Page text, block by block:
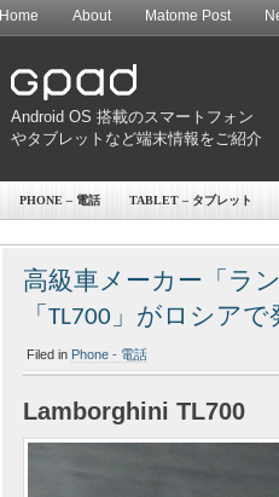
Home About Matome Post
Android OS 搭載のスマートフォン
やタブレットなど端末情報をご紹介
PHONE – 電話 TABLET – タブレット
高級車メーカー「ラ
「TL700」がロシア
Filed in Phone - 電話
Lamborghini TL700